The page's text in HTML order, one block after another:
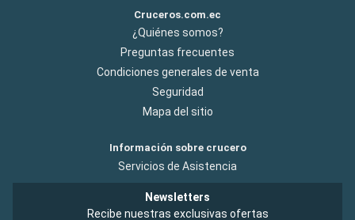
Cruceros.com.ec
¿Quiénes somos?
Preguntas frecuentes
Condiciones generales de venta
Seguridad
Mapa del sitio
Información sobre crucero
Servicios de Asistencia
Newsletters
Recibe nuestras exclusivas ofertas